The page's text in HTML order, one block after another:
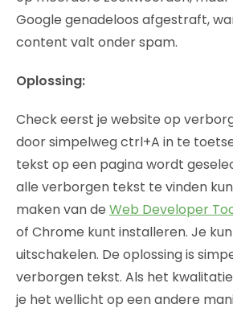
Google genadeloos afgestraft,
content valt onder spam.
Oplossing:
Check eerst je website op
door simpelweg ctrl+A in te
tekst op een pagina wordt
alle verborgen tekst te vinden
maken van de Web Developer
of Chrome kunt installeren. Je
uitschakelen. De oplossing is
verborgen tekst. Als het
je het wellicht op een andere